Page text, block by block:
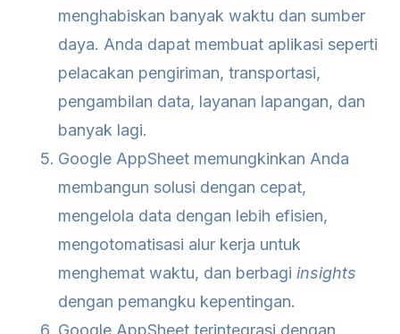
menghabiskan banyak waktu dan sumber
daya. Anda dapat membuat aplikasi seperti
pelacakan pengiriman, transportasi,
pengambilan data, layanan lapangan, dan
banyak lagi.
Google AppSheet memungkinkan Anda
membangun solusi dengan cepat,
mengelola data dengan lebih efisien,
mengotomatisasi alur kerja untuk
menghemat waktu, dan berbagi insights
dengan pemangku kepentingan.